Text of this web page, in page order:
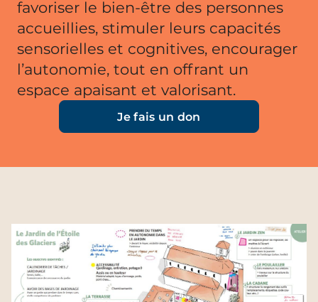
favoriser le bien-être des personnes
accueillies, stimuler leurs capacités
sensorielles et cognitives, encourager
l’autonomie, tout en offrant un
espace apaisant et valorisant.
Je fais un don